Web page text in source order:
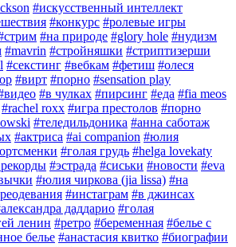
#искусственный интеллект
#конкурс #ролевые игры
#на природе #glory hole #нудизм
#mavrin #стройняшки #стриптизерши
#секстинг #вебкам #фетиш #олеся
#вирт #порно #sensation play
#в чулках #пирсинг #еда #fia meos
#rachel roxx #игра престолов #порно
#теледильдоника #анна саботаж
#актриса #ai companion #юлия
#голая грудь #helga lovekaty
#эстрада #сиськи #новости #eva
#юлия чиркова (jia lissa) #на
#инстаграм #в джинсах
даддарио #голая
ленин #ретро #беременная #белье с
белье #анастасия квитко #биографии